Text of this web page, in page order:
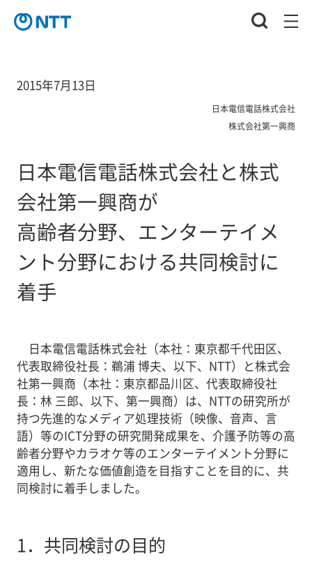
2015年7月13日
日本電信電話株式会社
株式会社第一興商
日本電信電話株式会社と株式
会社第一興商が
高齢者分野、エンターテイメ
ント分野における共同検討に
着手
日本電信電話株式会社（本社：東京都千代田区、
代表取締役社長：鵜浦 博夫、以下、NTT）と株式会
社第一興商（本社：東京都品川区、代表取締役社
長：林 三郎、以下、第一興商）は、NTTの研究所が
持つ先進的なメディア処理技術（映像、音声、言
語）等のICT分野の研究開発成果を、介護予防等の高
齢者分野やカラオケ等のエンターテイメント分野に
適用し、新たな価値創造を目指すことを目的に、共
同検討に着手しました。
1． 共同検討の目的